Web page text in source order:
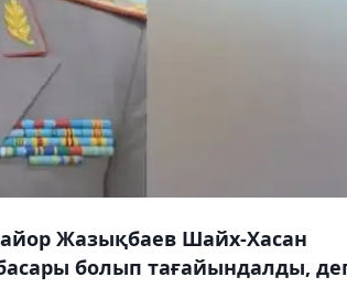
Жазықбаев Шайх-Хасан
болып тағайындалды,